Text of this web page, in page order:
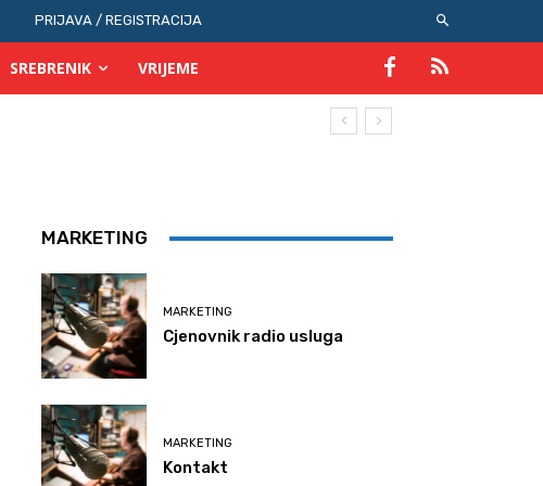
PRIJAVA / REGISTRACIJA
SREBRENIK VRIJEME
MARKETING
MARKETING
Cjenovnik radio usluga
MARKETING
Kontakt